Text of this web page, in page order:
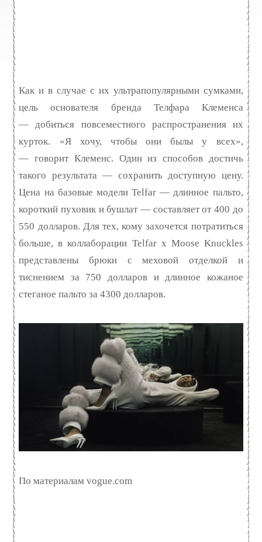
Как и в случае с их ультрапопулярными сумками,
цель основателя бренда Телфара Клеменса
— добиться повсеместного распространения их
курток. «Я хочу, чтобы они былы у всех»,
— говорит Клеменс. Один из способов достичь
такого результата — сохранить доступную цену.
Цена на базовые модели Telfar — длинное пальто,
короткий пуховик и бушлат — составляет от 400 до
550 долларов. Для тех, кому захочется потратиться
больше, в коллаборации Telfar х Moose Knuckles
представлены брюки с меховой отделкой и
тиснением за 750 долларов и длинное кожаное
стеганое пальто за 4300 долларов.
По материалам vogue.com